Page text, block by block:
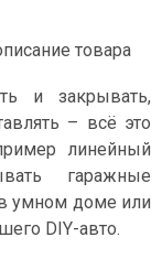
товара
и закрывать,
– всё это
линейный
гаражные
умном доме или
DIY-авто.